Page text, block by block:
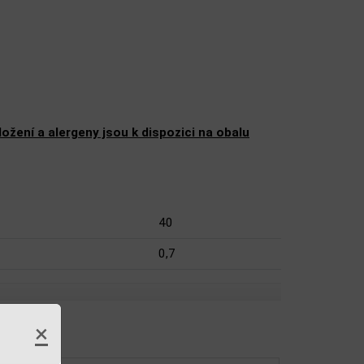
×
a alergeny jsou k dispozici na obalu
40
0,7